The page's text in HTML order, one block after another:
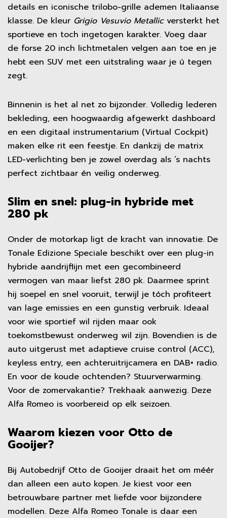
details en iconische trilobo-grille ademen Italiaanse
klasse. De kleur Grigio Vesuvio Metallicversterkt het
sportieve en toch ingetogen karakter. Voeg daar
de forse 20 inch lichtmetalen velgen aan toe en je
hebt een SUV met een uitstraling waar je ú tegen
zegt.
Binnenin is het al net zo bijzonder. Volledig lederen
bekleding, een hoogwaardig afgewerkt dashboard
en een digitaal instrumentarium (Virtual Cockpit)
maken elke rit een feestje. En dankzij de matrix
LED-verlichting ben je zowel overdag als ’s nachts
perfect zichtbaar én veilig onderweg.
Slim en snel: plug-in hybride met
280 pk
Onder de motorkap ligt de kracht van innovatie. De
Tonale Edizione Speciale beschikt over een plug-in
hybride aandrijflijn met een gecombineerd
vermogen van maar liefst 280 pk. Daarmee sprint
hij soepel en snel vooruit, terwijl je tóch profiteert
van lage emissies en een gunstig verbruik. Ideaal
voor wie sportief wil rijden maar ook
toekomstbewust onderweg wil zijn. Bovendien is de
auto uitgerust met adaptieve cruise control (ACC),
keyless entry, een achteruitrijcamera en DAB+ radio.
En voor de koude ochtenden? Stuurverwarming.
Voor de zomervakantie? Trekhaak aanwezig. Deze
Alfa Romeo is voorbereid op elk seizoen.
Waarom kiezen voor Otto de
Gooijer?
Bij Autobedrijf Otto de Gooijer draait het om méér
dan alleen een auto kopen. Je kiest voor een
betrouwbare partner met liefde voor bijzondere
modellen. Deze Alfa Romeo Tonale is daar een